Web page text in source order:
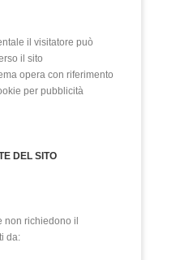
il visitatore può
il sito
opera con riferimento
per pubblicità
DEL SITO
non richiedono il
da: